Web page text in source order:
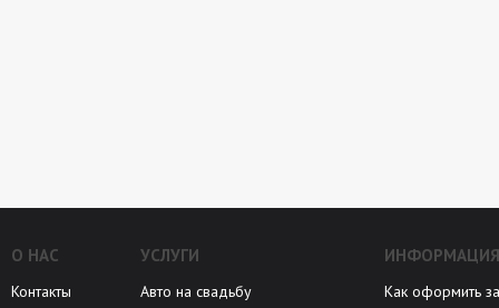
О НАС
Контакты
УСЛУГИ
Авто на свадьбу
ИНФОРМАЦИЯ
Как оформить